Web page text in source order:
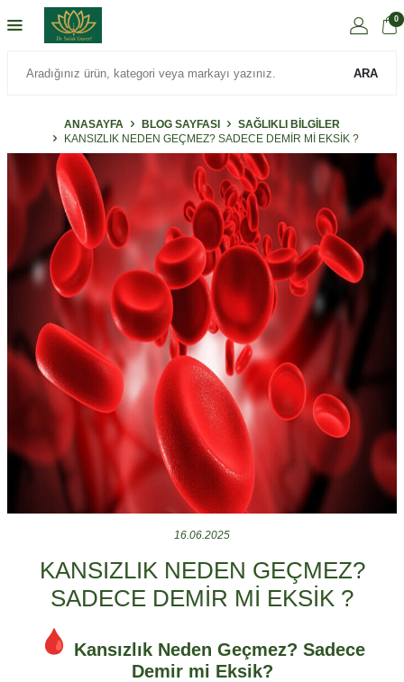
ARA
0
ANASAYFA BLOG SAYFASI
SAĞLIKLI BILGILER
KANSIZLIK NEDEN GEÇMEZ? SADECE DEMİR Mİ EKSİK ?
16.06.2025
KANSIZLIK NEDEN GEÇMEZ?
SADECE DEMİR Mİ EKSİK ?
Kansızlık Neden Geçmez? Sadece
Demir mi Eksik?